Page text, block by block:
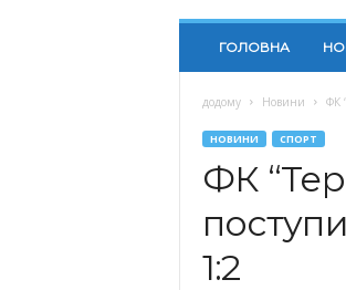
ГОЛОВНА
додому Новини ФК
НОВИНИ СПОРТ
ФК
1:2